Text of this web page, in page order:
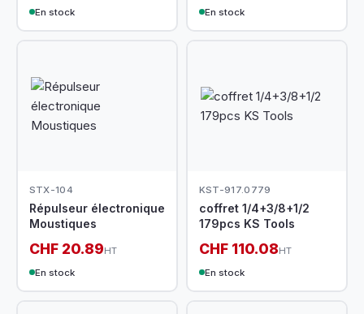
En stock
En stock
STX-104
Répulseur électronique
Moustiques
CHF 20.89HT
En stock
KST-917.0779
coffret 1/4+3/8+1/2
179pcs KS Tools
CHF 110.08HT
En stock